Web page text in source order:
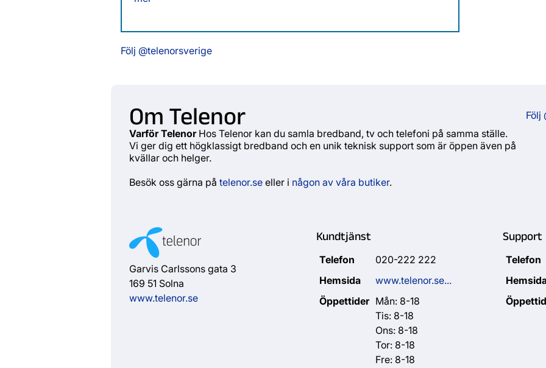
Följ @telenorsverige
Följ
Om Telenor
Varför TelenorHos Telenor kan du samla bredband, tv och telefoni på samma ställe.
Vi ger dig ett högklassigt bredband och en unik teknisk support som är öppen även på
kvällar och helger.
Besök oss gärna på telenor.seeller i någon av våra butiker.
Garvis Carlssons gata 3
169 51 Solna
www.telenor.se
Kundtjänst
Telefon
020-222 222
Hemsida
www.telenor.se...
Öppettider Mån: 8-18
Tis: 8-18
Ons: 8-18
Tor: 8-18
Fre: 8-18
Support
Telefon